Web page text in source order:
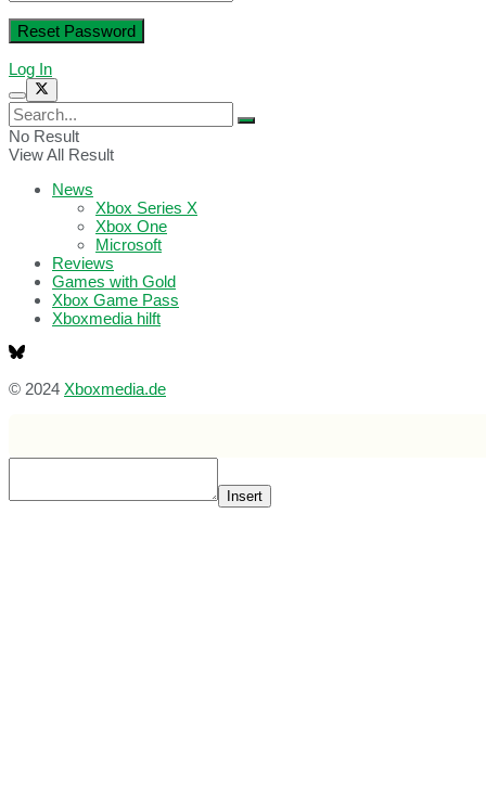
Log In
No Result
View All Result
News
Xbox Series X
Xbox One
Microsoft
Reviews
Games with Gold
Xbox Game Pass
Xboxmedia hilft
© 2024 Xboxmedia.de
Insert